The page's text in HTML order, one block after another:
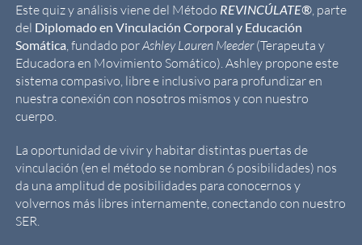
Este quiz y análisis viene del Método REVINCÚLATE®, parte
del Diplomado en Vinculación Corporal y Educación
Somática , fundado porAshley Lauren Meeder(Terapeuta y
Educadora en Movimiento Somático). Ashley propone este
sistema compasivo, libre e inclusivo para profundizar en
nuestra conexión con nosotros mismos y con nuestro
cuerpo.
La oportunidad de vivir y habitar distintas puertas de
vinculación (en el método se nombran 6 posibilidades) nos
da una amplitud de posibilidades para conocernos y
volvernos más libres internamente, conectando con nuestro
SER.